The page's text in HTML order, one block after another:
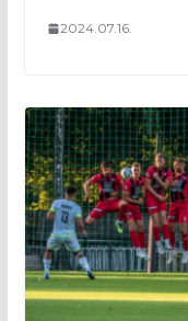
2024.07.16.